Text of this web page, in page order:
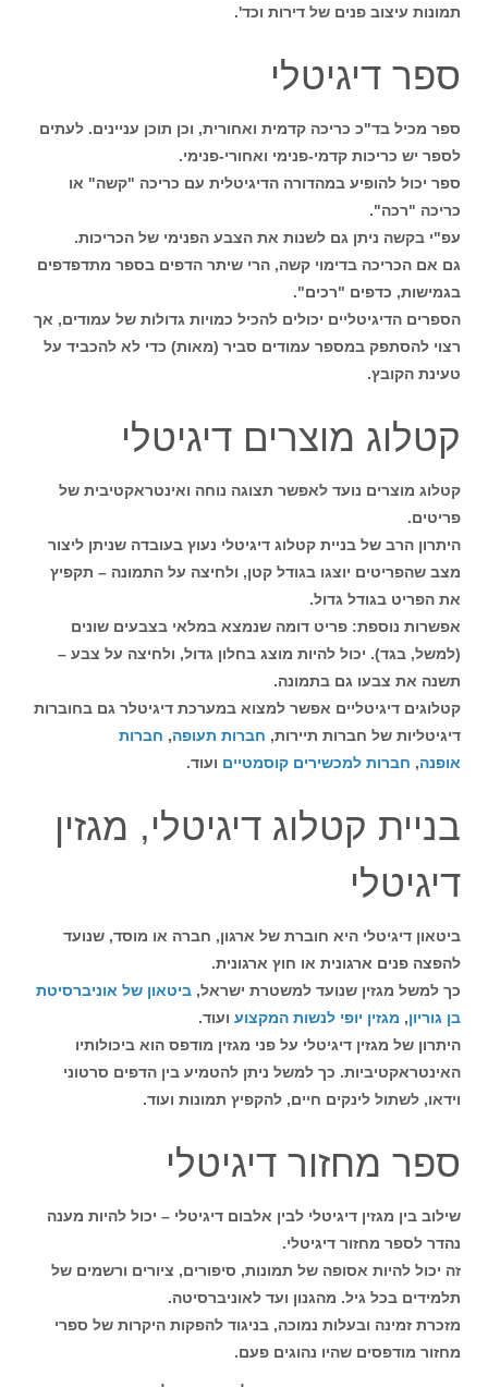
תמונות עיצוב פנים של דירות וכד'.
ספר דיגיטלי
ספר מכיל בד"כ כריכה קדמית ואחורית, וכן תוכן עניינים. לעתים
לספר יש כריכות קדמי-פנימי ואחורי-פנימי.
ספר יכול להופיע במהדורה הדיגיטלית עם כריכה "קשה" או
כריכה "רכה".
עפ"י בקשה ניתן גם לשנות את הצבע הפנימי של הכריכות.
גם אם הכריכה בדימוי קשה, הרי שיתר הדפים בספר מתדפדפים
בגמישות, כדפים "רכים".
הספרים הדיגיטליים יכולים להכיל כמויות גדולות של עמודים, אך
רצוי להסתפק במספר עמודים סביר (מאות) כדי לא להכביד על
טעינת הקובץ.
קטלוג מוצרים דיגיטלי
קטלוג מוצרים נועד לאפשר תצוגה נוחה ואינטראקטיבית של
פריטים.
היתרון הרב של בניית קטלוג דיגיטלי נעוץ בעובדה שניתן ליצור
מצב שהפריטים יוצגו בגודל קטן, ולחיצה על התמונה – תקפיץ
את הפריט בגודל גדול.
אפשרות נוספת: פריט דומה שנמצא במלאי בצבעים שונים
(למשל, בגד). יכול להיות מוצג בחלון גדול, ולחיצה על צבע –
תשנה את צבעו גם בתמונה.
קטלוגים דיגיטליים אפשר למצוא במערכת דיגיטלר גם בחוברות
דיגיטליות של חברות תיירות, חברות תעופה, חברות
אופנה, חברות למכשירים קוסמטיים ועוד.
בניית קטלוג דיגיטלי, מגזין
דיגיטלי
ביטאון דיגיטלי היא חוברת של ארגון, חברה או מוסד, שנועד
להפצה פנים ארגונית או חוץ ארגונית.
כך למשל מגזין שנועד למשטרת ישראל, ביטאון של אוניברסיטת
בן גוריון, מגזין יופי לנשות המקצוע ועוד.
היתרון של מגזין דיגיטלי על פני מגזין מודפס הוא ביכולותיו
האינטראקטיביות. כך למשל ניתן להטמיע בין הדפים סרטוני
וידאו, לשתול לינקים חיים, להקפיץ תמונות ועוד.
ספר מחזור דיגיטלי
שילוב בין מגזין דיגיטלי לבין אלבום דיגיטלי – יכול להיות מענה
נהדר לספר מחזור דיגיטלי.
זה יכול להיות אסופה של תמונות, סיפורים, ציורים ורשמים של
תלמידים בכל גיל. מהגנון ועד לאוניברסיטה.
מזכרת זמינה ובעלות נמוכה, בניגוד להפקות היקרות של ספרי
מחזור מודפסים שהיו נהוגים פעם.